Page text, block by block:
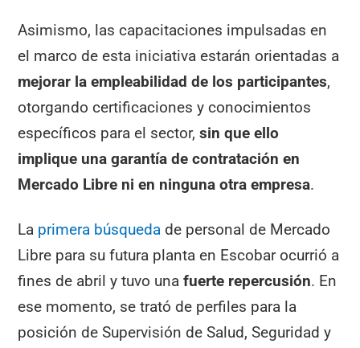
Asimismo, las capacitaciones impulsadas en
el marco de esta iniciativa estarán orientadas a
mejorar la empleabilidad de los participantes,
otorgando certificaciones y conocimientos
específicos para el sector,sin que ello
implique una garantía de contratación en
Mercado Libre ni en ninguna otra empresa.
La primera búsqueda de personal de Mercado
Libre para su futura planta en Escobar ocurrió a
fines de abril y tuvo unafuerte repercusión. En
ese momento, se trató de perfiles para la
posición de Supervisión de Salud, Seguridad y